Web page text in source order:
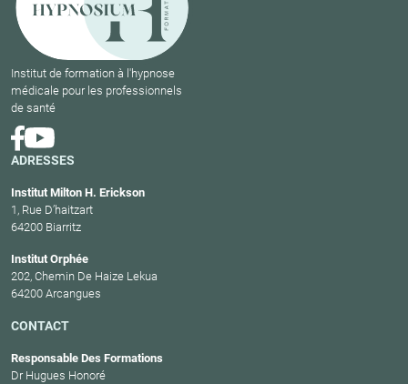
Institut de formation à l'hypnose
médicale pour les professionnels
de santé
ADRESSES
Institut Milton H. Erickson
1, Rue D’haitzart
64200 Biarritz
Institut Orphée
202, Chemin De Haize Lekua
64200 Arcangues
CONTACT
Responsable Des Formations
Dr Hugues Honoré